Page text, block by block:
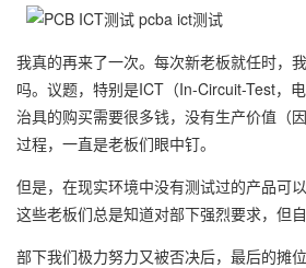
我真的再来了一次。每次新老板就任时，
吗。议题，特别是ICT（In-Circuit-Test，
治具的购买需要很多钱，没有生产价值（
过程，一直是老板们眼中钉。
但是，在现实环境中没有测试过的产品可
这些老板们总是知道对部下强烈要求，但自
部下我们极力努力又被否决后，最后的摊